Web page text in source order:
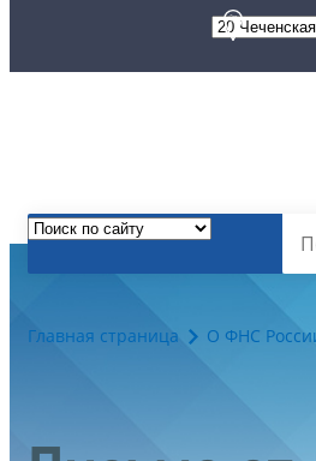
Главная страница О ФНС